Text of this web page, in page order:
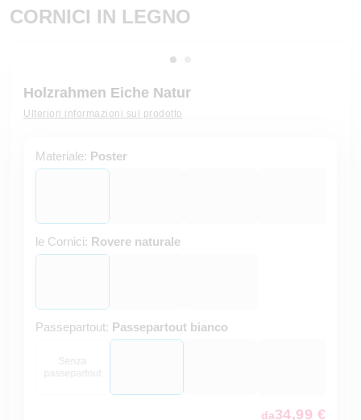
CORNICI IN LEGNO
Holzrahmen Eiche Natur
Ulteriori informazioni sul prodotto
Materiale: Poster
le Cornici: Rovere naturale
Passepartout: Passepartout bianco
Senza
passepartout
da34,99 €